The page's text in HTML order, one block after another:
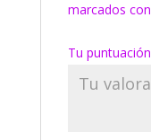
marcados con
Tu puntuación